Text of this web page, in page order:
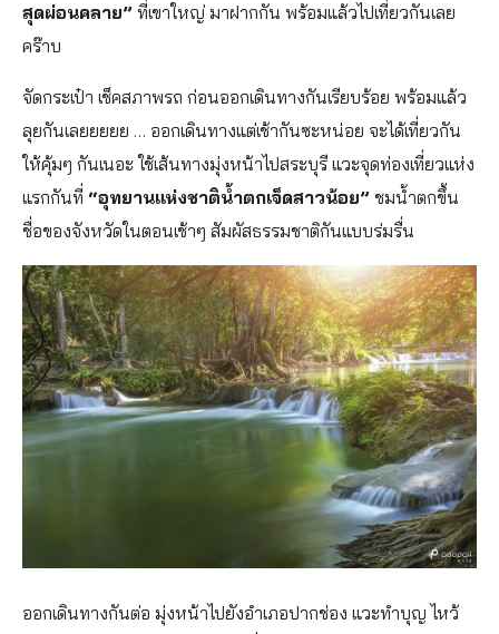
สุดผ่อนคลาย” ที่เขาใหญ่ มาฝากกัน พร้อมแล้วไปเที่ยวกันเลย
คร๊าบ
จัดกระเป๋า เช็คสภาพรถ ก่อนออกเดินทางกันเรียบร้อย พร้อมแล้ว
ลุยกันเลยยยยย … ออกเดินทางแต่เช้ากันซะหน่อย จะได้เที่ยวกัน
ให้คุ้มๆ กันเนอะ ใช้เส้นทางมุ่งหน้าไปสระบุรี แวะจุดท่องเที่ยวแห่ง
แรกกันที่ “อุทยานแห่งชาติน้ำตกเจ็ดสาวน้อย” ชมน้ำตกขึ้น
ชื่อของจังหวัดในตอนเช้าๆ สัมผัสธรรมชาติกันแบบร่มรื่น
ออกเดินทางกันต่อ มุ่งหน้าไปยังอำเภอปากช่อง แวะทำบุญ ไหว้